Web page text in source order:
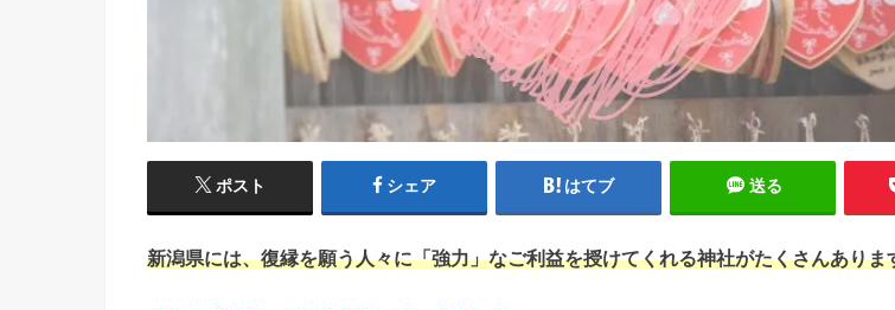
ポスト シェア はてブ 送る
新潟県には、復縁を願う人々に「強力」なご利益を授けてくれる神社がたくさんありま